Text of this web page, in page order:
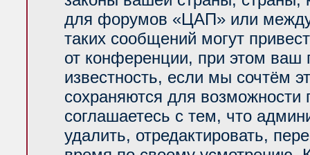
для форумов «ЦАП» или
таких сообщений могут
от конференции, при этом ваш
известность, если мы сочтём
сохраняются для возможности
соглашаетесь с тем, что
удалить, отредактировать,